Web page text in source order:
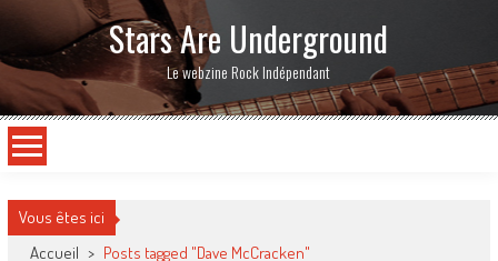
Stars Are Underground
Le webzine Rock Indépendant
Vous êtes ici
Accueil > Posts tagged "Dave McCracken"